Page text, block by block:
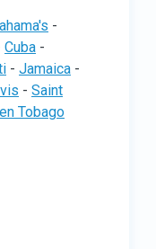
-
Cuba -
- Jamaica -
- Saint
Tobago